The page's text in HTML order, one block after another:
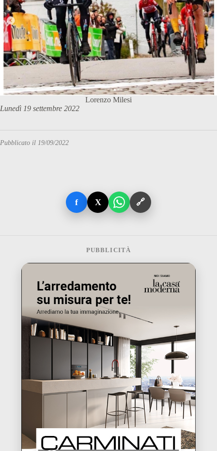
Lorenzo Milesi
Lunedì 19 settembre 2022
Pubblicato il 19/09/2022
f X 🔗
PUBBLICITÀ